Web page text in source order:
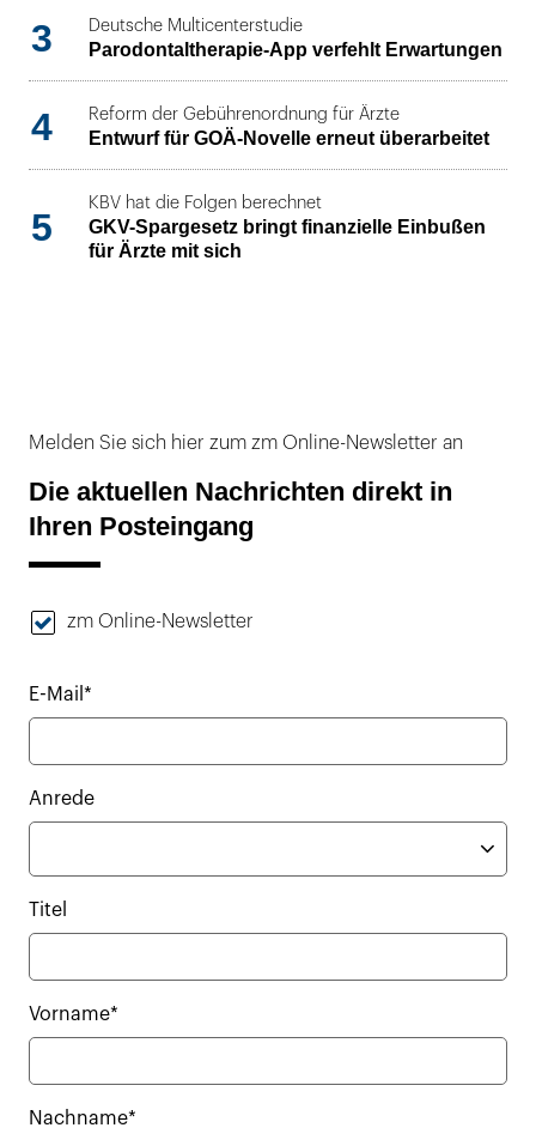
3 Deutsche Multicenterstudie
Parodontaltherapie-App verfehlt Erwartungen
4 Reform der Gebührenordnung für Ärzte
Entwurf für GOÄ-Novelle erneut überarbeitet
5
KBV hat die Folgen berechnet
GKV-Spargesetz bringt finanzielle Einbußen
für Ärzte mit sich
Melden Sie sich hier zum zm Online-Newsletter an
Die aktuellen Nachrichten direkt in
Ihren Posteingang
zm Online-Newsletter
E-Mail*
Anrede
Titel
Vorname*
Nachname*